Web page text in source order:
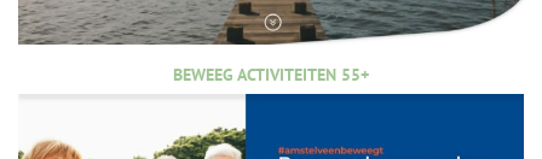
BEWEEG ACTIVITEITEN 55+